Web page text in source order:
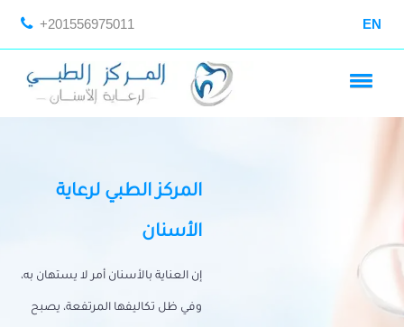
+201556975011 EN
المركز الطبي لرعاية
الأسنان
إن العناية بالأسنان أمر لا يستهان به،
وفي ظل تكاليفها المرتفعة، يصبح